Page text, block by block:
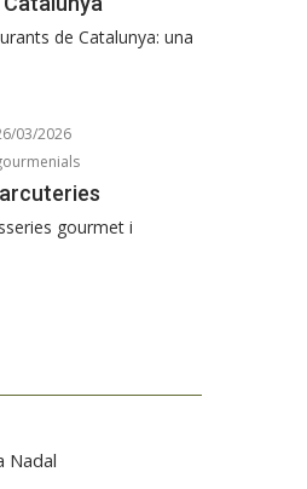
de Catalunya: una
03/2026
gourmet i